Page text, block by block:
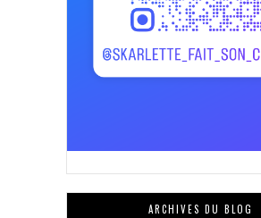
ARCHIVES DU BLOG